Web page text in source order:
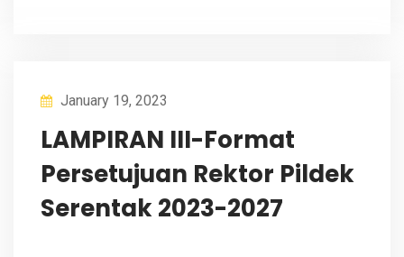
January 19, 2023
LAMPIRAN III-Format
Persetujuan Rektor Pildek
Serentak 2023-2027